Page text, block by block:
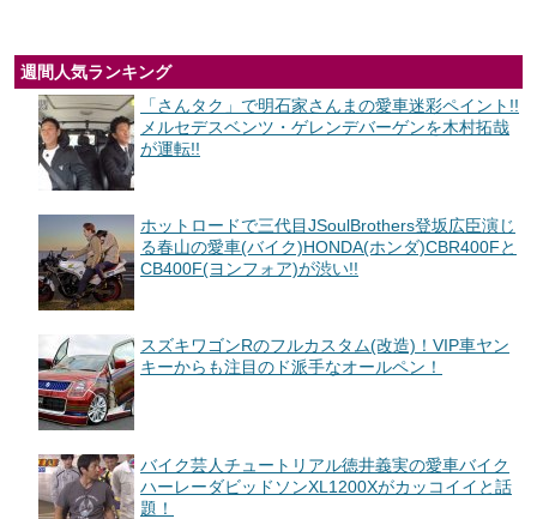
週間人気ランキング
「さんタク」で明石家さんまの愛車迷彩ペイント!!
メルセデスベンツ・ゲレンデバーゲンを木村拓哉
が運転!!
ホットロードで三代目JSoulBrothers登坂広臣演じ
る春山の愛車(バイク)HONDA(ホンダ)CBR400Fと
CB400F(ヨンフォア)が渋い!!
スズキワゴンRのフルカスタム(改造)！VIP車ヤン
キーからも注目のド派手なオールペン！
バイク芸人チュートリアル徳井義実の愛車バイク
ハーレーダビッドソンXL1200Xがカッコイイと話
題！